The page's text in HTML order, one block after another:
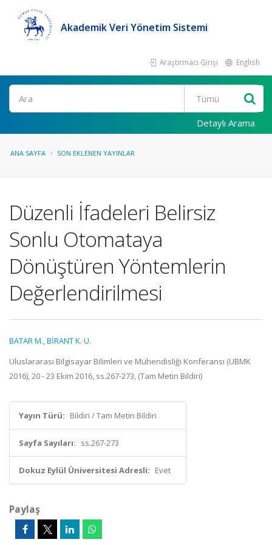
Akademik Veri Yönetim Sistemi
Araştırmacı Girişi English
Ara
Detaylı Arama
ANA SAYFA SON EKLENEN YAYINLAR
Düzenli İfadeleri Belirsiz
Sonlu Otomataya
Dönüştüren Yöntemlerin
Değerlendirilmesi
BATAR M.,BİRANT K. U.
Uluslararası Bilgisayar Bilimleri ve Mühendisliği Konferansı (UBMK
2016), 20 - 23 Ekim 2016, ss.267-273, (Tam Metin Bildiri)
Yayın Türü: Bildiri / Tam Metin Bildiri
Sayfa Sayıları: ss.267-273
Dokuz Eylül Üniversitesi Adresli: Evet
Paylaş